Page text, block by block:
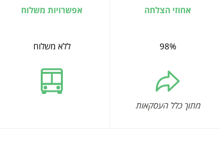
אחוזי הצלחה
98%
מתוך כלל העסקאות
אפשרויות משלוח
ללא משלוח